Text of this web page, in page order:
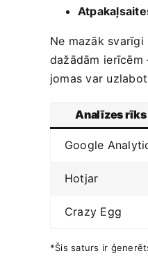
Ne mazāk
dažādām
jomas var
Analīzes rīks
Google
Hotjar
Crazy Egg
*Šis saturs ir